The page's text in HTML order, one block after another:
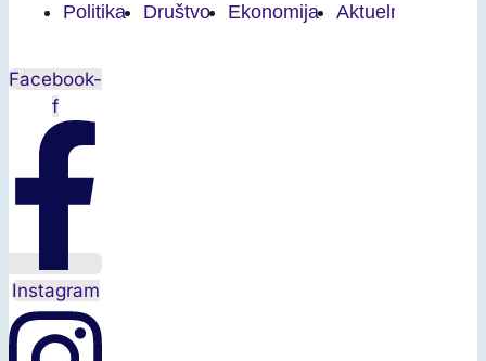
Politika Društvo Ekonomija Aktuelnosti
Facebook-
f
Instagram